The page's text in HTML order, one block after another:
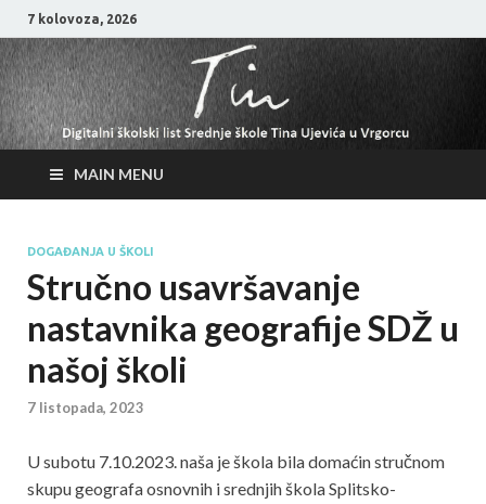
7 kolovoza, 2026
MAIN MENU
DOGAĐANJA U ŠKOLI
Stručno usavršavanje
nastavnika geografije SDŽ u
našoj školi
7 listopada, 2023
U subotu 7.10.2023. naša je škola bila domaćin stručnom
skupu geografa osnovnih i srednjih škola Splitsko-